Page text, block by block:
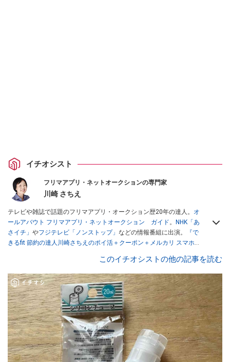
イチオシスト
フリマアプリ・ネットオークションの専門家
川崎 さちえ
テレビや雑誌で話題のフリマアプリ・オークション歴20年の達人。 オ
ールアバウト フリマアプリ・ネットオークション ガイド。
NHK「あ
さイチ」 やフジテレビ「ノンストップ」 などの情報番組に出演。
『で
きるfit 節約の達人川崎さちえのポイ活＋クーポン＋メルカリ スマホで
スマホ1つでスキマ時間に効率的に稼ぐ！』（翔泳社刊） ほか著書多
数。ブログは「川崎さちえのごちゃまぜ日記」。
■経歴：2003年、夫が子育てをするために、突然会社を辞める。翌月
からの給料が０円になり、家にいながら、しかも空いた時間でできる
オークションに目をつける。しかし、取引の仕方がわからずに、まず
は落札者として参加。その後、出品者側にまわり、家の中の物を出品
しまくる。出品する物がほぼなくなってからは、仕入れを経験。ネッ
トオークションを生活の一部に取り入れるべく、「ネットオークショ
ンやフリマアプリは生活のインフラになる」という考えを持つ。また
消費税増税の社会においては、ネットオークションやフリマアプリが
このイチオシストの他の記事を読む